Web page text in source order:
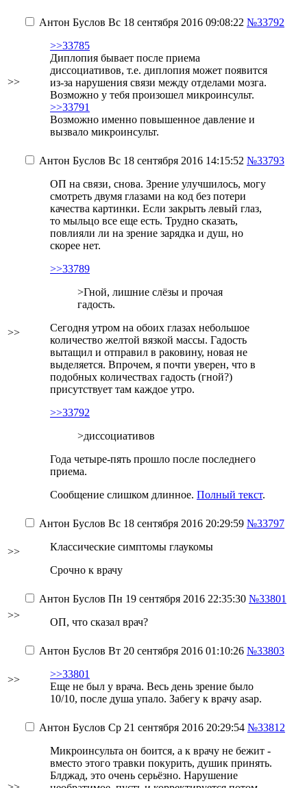
>>
Антон Буслов Вс 18 сентября 2016 09:08:22 №33792
>>33785
Диплопия бывает после приема
диссоциативов, т.е. диплопия может появится
из-за нарушения связи между отделами мозга.
Возможно у тебя произошел микроинсульт.
>>33791
Возможно именно повышенное давление и
вызвало микроинсульт.
>>
Антон Буслов Вс 18 сентября 2016 14:15:52 №33793
ОП на связи, снова. Зрение улучшилось, могу
смотреть двумя глазами на код без потери
качества картинки. Если закрыть левый глаз,
то мыльцо все еще есть. Трудно сказать,
повлияли ли на зрение зарядка и душ, но
скорее нет.
>>33789
>Гной, лишние слёзы и прочая
гадость.
Сегодня утром на обоих глазах небольшое
количество желтой вязкой массы. Гадость
вытащил и отправил в раковину, новая не
выделяется. Впрочем, я почти уверен, что в
подобных количествах гадость (гной?)
присутствует там каждое утро.
>>33792
>диссоциативов
Года четыре-пять прошло после последнего
приема.
Сообщение слишком длинное. Полный текст.
>>
Антон Буслов Вс 18 сентября 2016 20:29:59 №33797
Классические симптомы глаукомы
Срочно к врачу
>>
Антон Буслов Пн 19 сентября 2016 22:35:30 №33801
ОП, что сказал врач?
>>
Антон Буслов Вт 20 сентября 2016 01:10:26 №33803
>>33801
Еще не был у врача. Весь день зрение было
10/10, после душа упало. Забегу к врачу asap.
Антон Буслов Ср 21 сентября 2016 20:29:54 №33812
Микроинсульта он боится, а к врачу не бежит -
вместо этого травки покурить, душик принять.
Блджад, это очень серьёзно. Нарушение